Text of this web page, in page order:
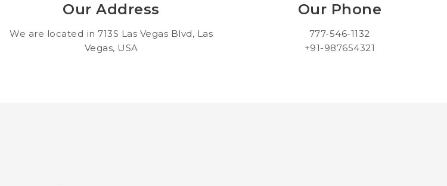
Our Address
We are located in 713S Las Vegas Blvd, Las
Vegas, USA
Our Phone
777-546-1132
+91-987654321